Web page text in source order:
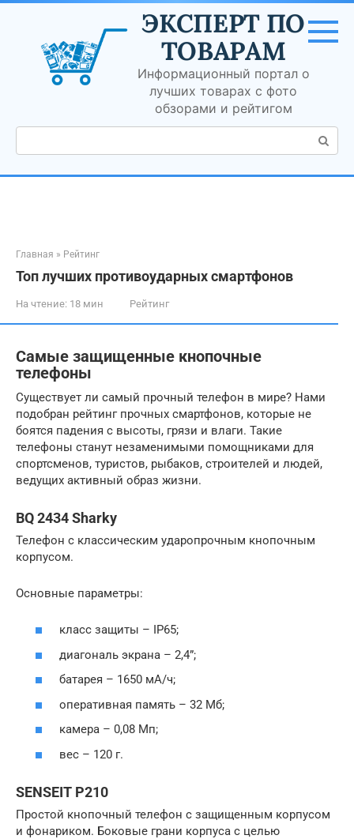
Перейти
контенту
ЭКСПЕРТ ПО
ТОВАРАМ
Информационный портал о
лучших товарах с фото
обзорами и рейтигом
Поиск:
Главная » Рейтинг
Топ лучших противоударных смартфонов
На чтение: 18 мин Рейтинг
Самые защищенные кнопочные
телефоны
Существует ли самый прочный телефон в мире? Нами
подобран рейтинг прочных смартфонов, которые не
боятся падения с высоты, грязи и влаги. Такие
телефоны станут незаменимыми помощниками для
спортсменов, туристов, рыбаков, строителей и людей,
ведущих активный образ жизни.
BQ 2434 Sharky
Телефон с классическим ударопрочным кнопочным
корпусом.
Основные параметры:
класс защиты – IP65;
диагональ экрана – 2,4”;
батарея – 1650 мА/ч;
оперативная память – 32 Мб;
камера – 0,08 Мп;
вес – 120 г.
SENSEIT P210
Простой кнопочный телефон с защищенным корпусом
и фонариком. Боковые грани корпуса с целью